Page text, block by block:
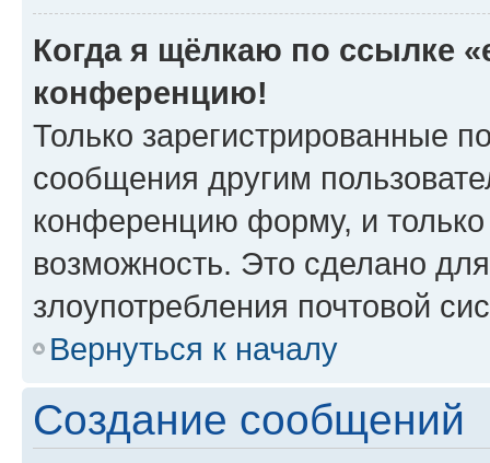
Когда я щёлкаю по ссылке
конференцию!
Только зарегистрированные
сообщения другим
конференцию форму, и
возможность. Это сделано
злоупотребления почтовой
Вернуться к началу
Создание сообщений